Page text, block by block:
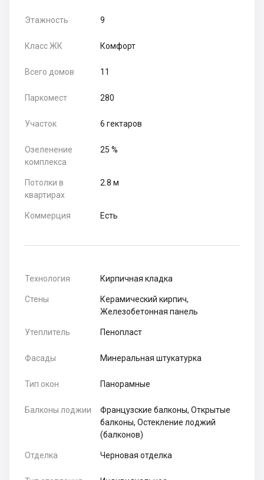
Этажность 9
Класс ЖК Комфорт
Всего домов 11
Паркомест 280
Участок 6 гектаров
Озеленение
комплекса
25 %
Потолки в
квартирах
2.8 м
Коммерция Есть
Технология Кирпичная кладка
Стены
Керамический кирпич,
Железобетонная панель
Утеплитель Пенопласт
Фасады Минеральная штукатурка
Тип окон Панорамные
Балконы лоджии
Французские балконы, Открытые
балконы, Остекление лоджий
(балконов)
Отделка Черновая отделка